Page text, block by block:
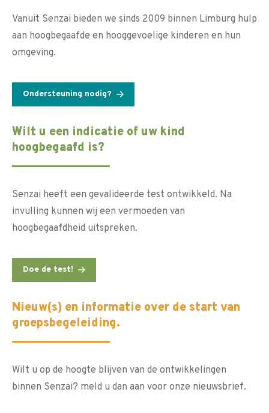
Vanuit Senzai bieden we sinds 2009 binnen Limburg hulp
aan hoogbegaafde en hooggevoelige kinderen en hun
omgeving.
Ondersteuning nodig?
Wilt u een indicatie of uw kind
hoogbegaafd is?
Senzai heeft een gevalideerde test ontwikkeld. Na
invulling kunnen wij een vermoeden van
hoogbegaafdheid uitspreken.
Doe de test!
Nieuw(s) en informatie over de start van
groepsbegeleiding.
Wilt u op de hoogte blijven van de ontwikkelingen
binnen Senzai? meld u dan aan voor onze nieuwsbrief.